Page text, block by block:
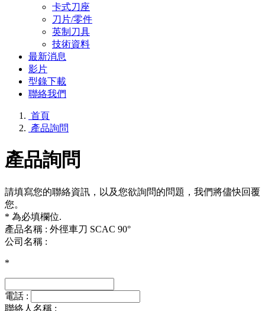
卡式刀座
刀片/零件
英制刀具
技術資料
最新消息
影片
型錄下載
聯絡我們
首頁
產品詢問
產品詢問
請填寫您的聯絡資訊，以及您欲詢問的問題，我們將儘快回覆
您。
* 為必填欄位.
產品名稱 : 外徑車刀 SCAC 90°
公司名稱 :
*
電話 :
聯絡人名稱 :